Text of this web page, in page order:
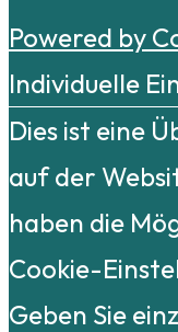
Powered by
Individuelle
Dies ist eine
auf der
haben die
Cookie-
Geben Sie